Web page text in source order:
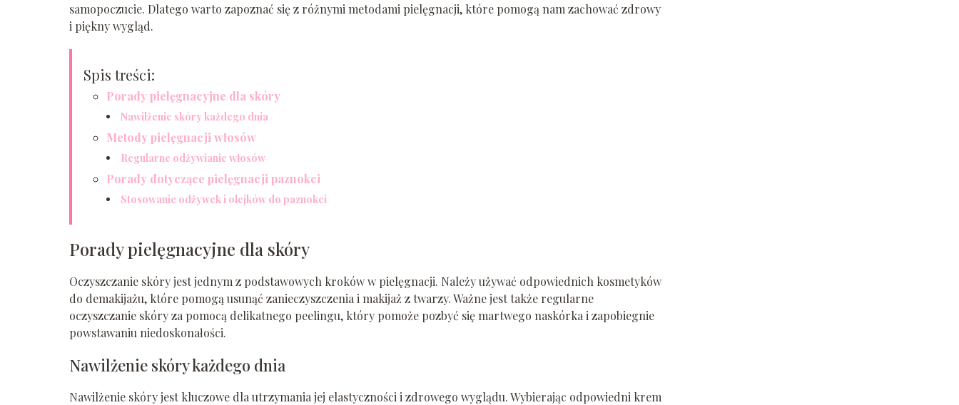
samopoczucie. Dlatego warto zapoznać się z różnymi metodami pielęgnacji, które pomogą nam zachować zdrowy
i piękny wygląd.
Spis treści:
Porady pielęgnacyjne dla skóry
Nawilżenie skóry każdego dnia
Metody pielęgnacji włosów
Regularne odżywianie włosów
Porady dotyczące pielęgnacji paznokci
Stosowanie odżywek i olejków do paznokci
Porady pielęgnacyjne dla skóry
Oczyszczanie skóry jest jednym z podstawowych kroków w pielęgnacji. Należy używać odpowiednich kosmetyków
do demakijażu, które pomogą usunąć zanieczyszczenia i makijaż z twarzy. Ważne jest także regularne
oczyszczanie skóry za pomocą delikatnego peelingu, który pomoże pozbyć się martwego naskórka i zapobiegnie
powstawaniu niedoskonałości.
Nawilżenie skóry każdego dnia
Nawilżenie skóry jest kluczowe dla utrzymania jej elastyczności i zdrowego wyglądu. Wybierając odpowiedni krem